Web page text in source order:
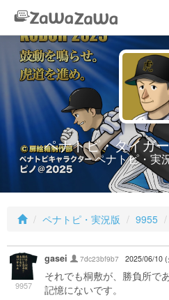
ペナトピ・タイガ
ペナトピ・実
ペナトピ・実況版 9955
9957
gasei 7dc23bf9b7 2025/06/10
それでも桐敷が、勝負所で
記憶にないです。